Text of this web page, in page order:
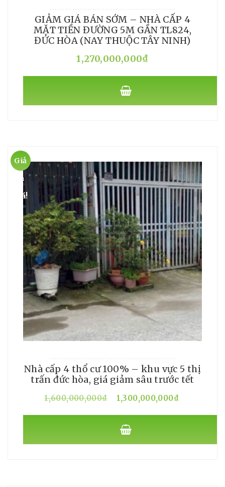
GIẢM GIÁ BÁN SỚM – NHÀ CẤP 4
MẶT TIỀN ĐƯỜNG 5M GẦN TL824,
ĐỨC HÒA (NAY THUỘC TÂY NINH)
1,270,000,000₫
Giả
m
giá!
Nhà cấp 4 thổ cư 100% – khu vực 5 thị
trấn đức hòa, giá giảm sâu trước tết
1,600,000,000₫
Giá
gốc
là:
1,300,000,000₫
hiện